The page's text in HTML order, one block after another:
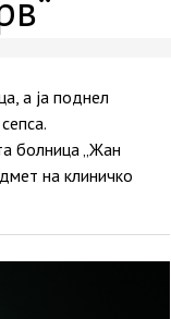
а ја поднел
болница „Жан
на клиничко